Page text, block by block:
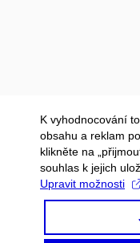
K vyhodnocování
obsahu a reklam
klikněte na
souhlas k jejich
Upravit možnosti